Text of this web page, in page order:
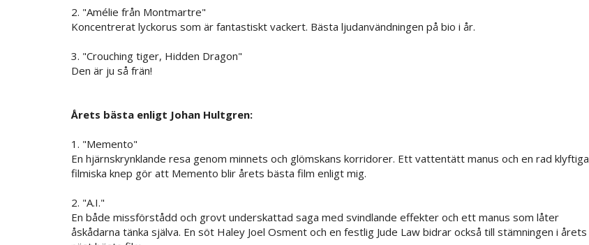
2. "Amélie från Montmartre"
Koncentrerat lyckorus som är fantastiskt vackert. Bästa ljudanvändningen på bio i år.
3. "Crouching tiger, Hidden Dragon"
Den är ju så frän!
Årets bästa enligt Johan Hultgren:
1. "Memento"
En hjärnskrynklande resa genom minnets och glömskans korridorer. Ett vattentätt manus och en rad klyftiga
filmiska knep gör att Memento blir årets bästa film enligt mig.
2. "A.I."
En både missförstådd och grovt underskattad saga med svindlande effekter och ett manus som låter
åskådarna tänka själva. En söt Haley Joel Osment och en festlig Jude Law bidrar också till stämningen i årets